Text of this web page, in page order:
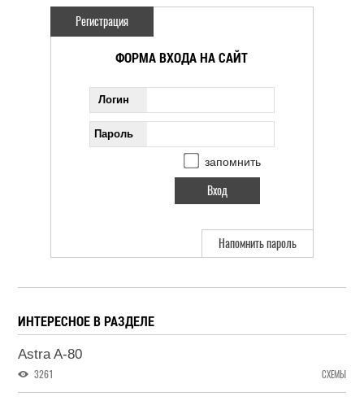
Регистрация
ФОРМА ВХОДА НА САЙТ
Логин
Пароль
запомнить
Напомнить пароль
ИНТЕРЕСНОЕ В РАЗДЕЛЕ
Astra A-80
3261 СХЕМЫ